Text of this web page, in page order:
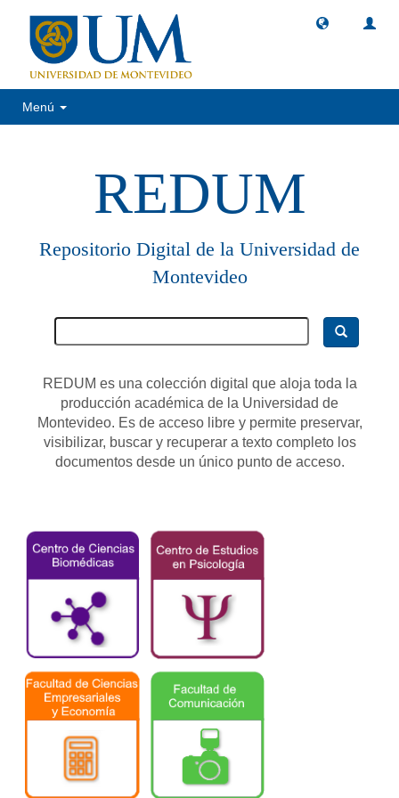
Menú
REDUM
Repositorio Digital de la Universidad de
Montevideo
REDUM es una colección digital que aloja toda la
producción académica de la Universidad de
Montevideo. Es de acceso libre y permite preservar,
visibilizar, buscar y recuperar a texto completo los
documentos desde un único punto de acceso.